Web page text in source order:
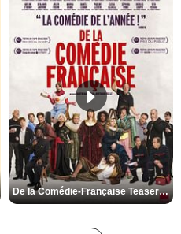
De la Comédie-Française Teaser VF